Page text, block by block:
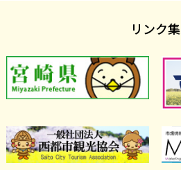
リンク集